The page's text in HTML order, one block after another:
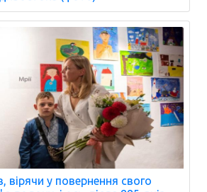
у повернення свого